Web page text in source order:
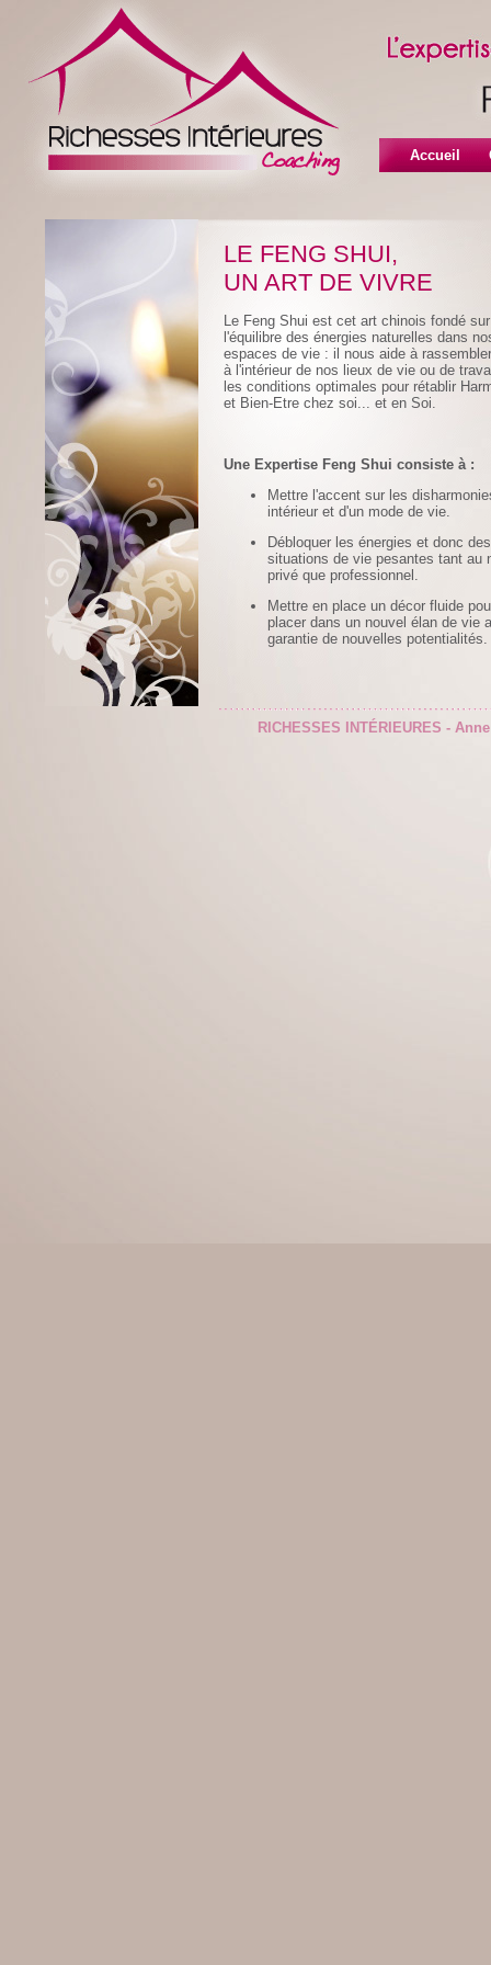
Accueil
LE FENG SHUI,
UN ART DE VIVRE
Le Feng Shui est cet art chinois fondé sur
l'équilibre des énergies naturelles dans
espaces de vie : il nous aide à rassembler
à l'intérieur de nos lieux de vie ou de
les conditions optimales pour rétablir
et Bien-Etre chez soi... et en Soi.
Une Expertise Feng Shui consiste à :
Mettre l'accent sur les
intérieur et d'un mode de vie.
Débloquer les énergies et donc des
situations de vie pesantes tant au
privé que professionnel.
Mettre en place un décor fluide
placer dans un nouvel élan de vie
garantie de nouvelles potentialités.
RICHESSES INTÉRIEURES -